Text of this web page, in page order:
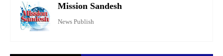
Mission Sandesh
News Publish